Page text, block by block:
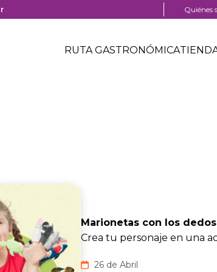
centro comercial.
Menú
Quiénes
Header
Menú
RUTA GASTRONÓMICA
Marionetas con los dedos
Crea tu personaje en una
26 de Abril